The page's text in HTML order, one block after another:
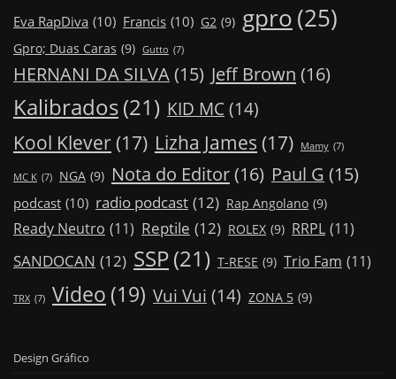
Eva RapDiva (10) Francis (10) G2 (9) gpro(25)
Gpro; Duas Caras (9) Gutto (7)
HERNANI DA SILVA(15) Jeff Brown (16)
Kalibrados(21) KID MC (14)
Kool Klever (17) Lizha James (17) Mamy (7)
MC K (7) NGA (9) Nota do Editor(16) Paul G (15)
podcast (10) radio podcast (12) Rap Angolano (9)
Ready Neutro (11) Reptile (12) ROLEX (9) RRPL (11)
SANDOCAN (12) SSP(21) T-RESE (9) Trio Fam (11)
TRX (7) Video (19) Vui Vui (14) ZONA 5 (9)
Design Gráfico